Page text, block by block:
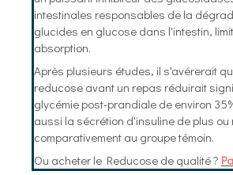
intestinales responsables de la
glucides en glucose dans l'intestin,
absorption.
Après plusieurs études, il s'avérerait
reducose avant un repas réduirait
glycémie post-prandiale de environ
aussi la sécrétion d'insuline de plus ou
comparativement au groupe témoin.
Ou acheter le Reducose de qualité ?